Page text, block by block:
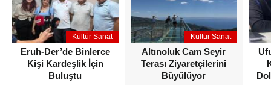
Kültür Sanat
Eruh-Der’de Binlerce
Kişi Kardeşlik İçin
Buluştu
Kültür Sanat
Altınoluk Cam Seyir
Terası Ziyaretçilerini
Büyülüyor